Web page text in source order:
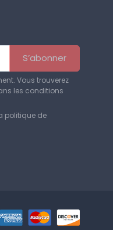
S’abonner
Vous trouverez
les conditions
politique de